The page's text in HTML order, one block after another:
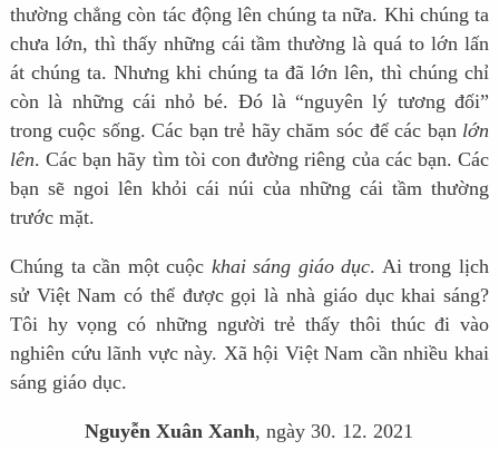
thường chẳng còn tác động lên chúng ta nữa. Khi chúng ta
chưa lớn, thì thấy những cái tầm thường là quá to lớn lấn
át chúng ta. Nhưng khi chúng ta đã lớn lên, thì chúng chỉ
còn là những cái nhỏ bé. Đó là “nguyên lý tương đối”
trong cuộc sống. Các bạn trẻ hãy chăm sóc để các bạn lớn
lên. Các bạn hãy tìm tòi con đường riêng của các bạn. Các
bạn sẽ ngoi lên khỏi cái núi của những cái tầm thường
trước mặt.
Chúng ta cần một cuộc khai sáng giáo dục. Ai trong lịch
sử Việt Nam có thể được gọi là nhà giáo dục khai sáng?
Tôi hy vọng có những người trẻ thấy thôi thúc đi vào
nghiên cứu lãnh vực này. Xã hội Việt Nam cần nhiều khai
sáng giáo dục.
Nguyễn Xuân Xanh, ngày 30. 12. 2021